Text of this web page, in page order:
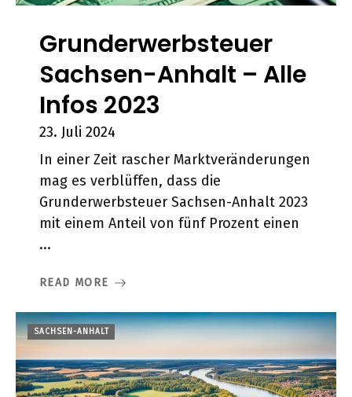
Grunderwerbsteuer
Sachsen-Anhalt – Alle
Infos 2023
23. Juli 2024
In einer Zeit rascher Marktveränderungen
mag es verblüffen, dass die
Grunderwerbsteuer Sachsen-Anhalt 2023
mit einem Anteil von fünf Prozent einen
...
READ MORE
SACHSEN-ANHALT